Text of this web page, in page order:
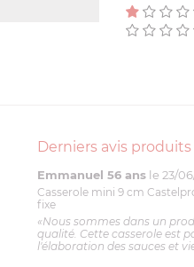
Derniers avis produits
Emmanuel 56 ans le 23/
Casserole mini 9 cm
fixe
«Nous sommes dans un
qualité. Cette casserole est
l'élaboration des sauces et